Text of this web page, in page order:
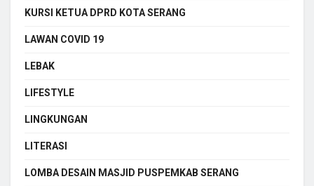
KURSI KETUA DPRD KOTA SERANG
LAWAN COVID 19
LEBAK
LIFESTYLE
LINGKUNGAN
LITERASI
LOMBA DESAIN MASJID PUSPEMKAB SERANG